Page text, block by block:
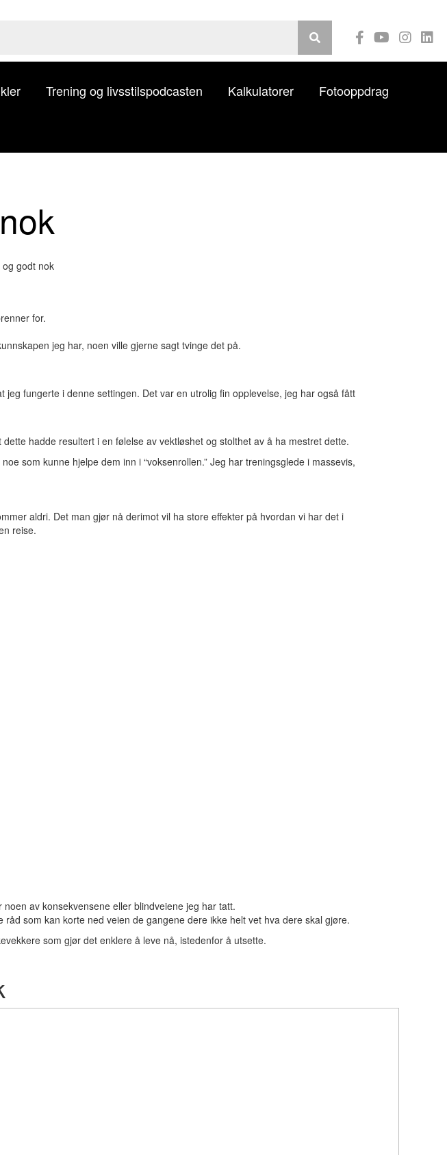
Youtube
Trening og livsstilspodcasten Kalkulatorer Fotooppdrag
for.
jeg har, noen ville gjerne sagt tvinge det på.
fungerte i denne settingen. Det var en utrolig fin opplevelse, jeg har også fått
hadde resultert i en følelse av vektløshet og stolthet av å ha mestret dette.
som kunne hjelpe dem inn i “voksenrollen.” Jeg har treningsglede i massevis,
aldri. Det man gjør nå derimot vil ha store effekter på hvordan vi har det i
reise.
av konsekvensene eller blindveiene jeg har tatt.
som kan korte ned veien de gangene dere ikke helt vet hva dere skal gjøre.
som gjør det enklere å leve nå, istedenfor å utsette.